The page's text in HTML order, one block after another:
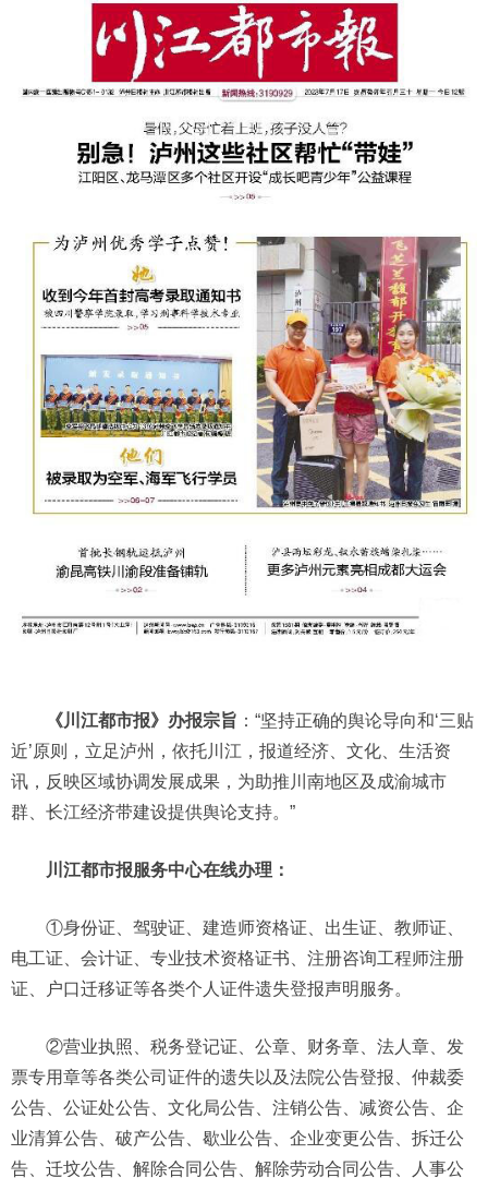
《川江都市报》办报宗旨 ：“坚持正确的舆论导向和‘三贴
近’原则，立足泸州，依托川江，报道经济、文化、生活资
讯，反映区域协调发展成果，为助推川南地区及成渝城市
群、长江经济带建设提供舆论支持。”
川江都市报服务中心在线办理：
①身份证、驾驶证、建造师资格证、出生证、教师证、
电工证、会计证、专业技术资格证书、注册咨询工程师注册
证、户口迁移证等各类个人证件遗失登报声明服务。
②营业执照、税务登记证、公章、财务章、法人章、发
票专用章等各类公司证件的遗失以及法院公告登报、仲裁委
公告、公证处公告、文化局公告、注销公告、减资公告、企
业清算公告、破产公告、歇业公告、企业变更公告、拆迁公
告、迁坟公告、解除合同公告、解除劳动合同公告、人事公